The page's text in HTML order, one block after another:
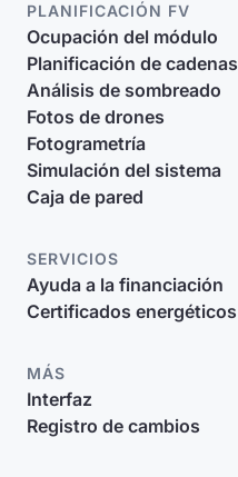
PLANIFICACIÓN FV
Ocupación del módulo
Planificación de cadenas
Análisis de sombreado
Fotos de drones
Fotogrametría
Simulación del sistema
Caja de pared
SERVICIOS
Ayuda a la financiación
Certificados energéticos
MÁS
Interfaz
Registro de cambios